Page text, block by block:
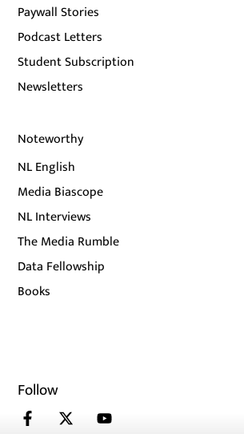
Paywall Stories
Podcast Letters
Student Subscription
Newsletters
Noteworthy
NL English
Media Biascope
NL Interviews
The Media Rumble
Data Fellowship
Books
Follow